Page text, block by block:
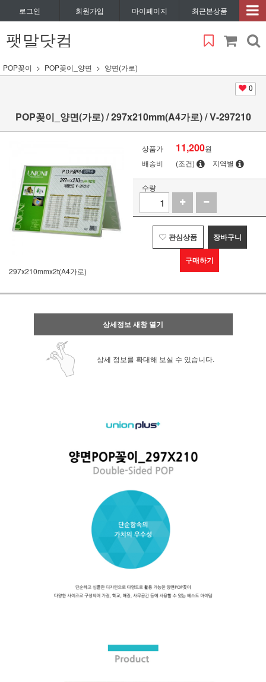
로그인 회원가입 마이페이지 최근본상품
팻말닷컴
POP꽂이 POP꽂이_양면 양면(가로)
0
POP꽂이_양면(가로) / 297x210mm(A4가로) / V-297210
297x210mmx2t(A4가로)
상품가 11,200원
배송비
(조건) 지역별
수량
관심상품 장바구니
구매하기
상세정보 새창 열기
상세 정보를 확대해 보실 수 있습니다.